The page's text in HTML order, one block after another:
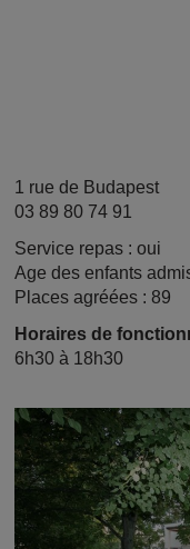
1 rue de Budapest
03 89 80 74 91
Service repas : oui
Age des enfants
Places agréées : 89
Horaires de
6h30 à 18h30
Image